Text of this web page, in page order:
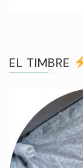
EL TIMBRE